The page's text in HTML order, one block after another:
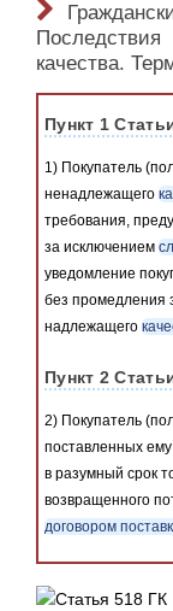
Последствия
качества.
Пункт 1
1) Покупатель
ненадлежащего
требования,
за исключением
уведомление
без промедления
надлежащего
Пункт 2
2) Покупатель
поставленных
в разумный срок
возвращенного
договором